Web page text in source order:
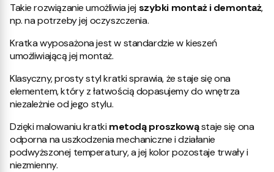
Takie rozwiązanie umożliwia jej szybki montaż i demontaż,
np. na potrzeby jej oczyszczenia.
Kratka wyposażona jest w standardzie w kieszeń
umożliwiającą jej montaż.
Klasyczny, prosty styl kratki sprawia, że staje się ona
elementem, który z łatwością dopasujemy do wnętrza
niezależnie od jego stylu.
Dzięki malowaniu kratki metodą proszkowąstaje się ona
odporna na uszkodzenia mechaniczne i działanie
podwyższonej temperatury, a jej kolor pozostaje trwały i
niezmienny.